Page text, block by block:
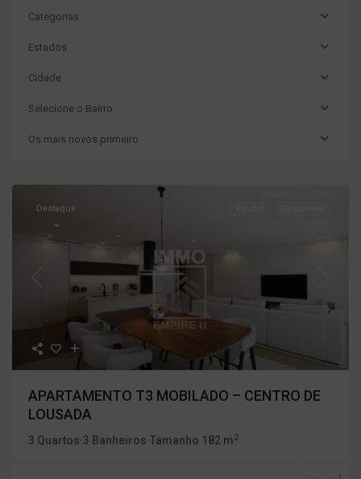
Categorias
Estados
Cidade
Selecione o Bairro
Os mais novos primeiro
Previous
Destaque
APARTAMENTO T3 MOBILADO – CENTRO DE
LOUSADA
3 Quartos·3 Banheiros·Tamanho 182 m2